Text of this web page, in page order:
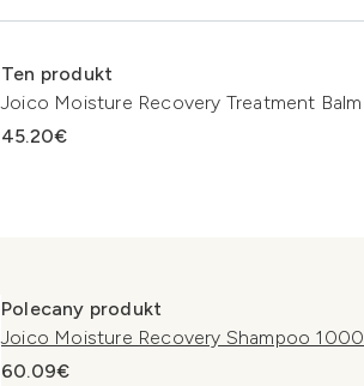
Ten produkt
Joico Moisture Recovery Treatment
45.20€
Polecany produkt
Joico Moisture Recovery Shampoo
60.09€